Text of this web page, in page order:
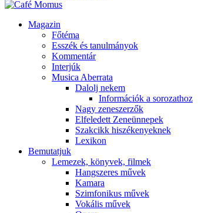
Magazin
Főtéma
Esszék és tanulmányok
Kommentár
Interjúk
Musica Aberrata
Dalolj nekem
Információk a sorozathoz
Nagy zeneszerzők
Elfeledett Zeneünnepek
Szakcikk hiszékenyeknek
Lexikon
Bemutatjuk
Lemezek, könyvek, filmek
Hangszeres művek
Kamara
Szimfonikus művek
Vokális művek